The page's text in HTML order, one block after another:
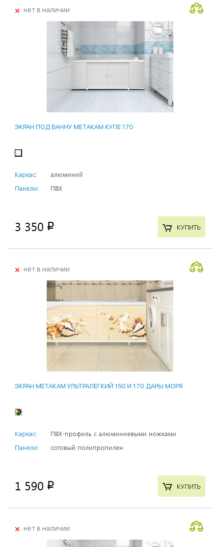
+нет в наличии
ЭКРАН ПОД ВАННУ МЕТАКАМ КУПЕ 170
Каркас:
алюминий
Панели:
ПВХ
3 350 p КУПИТЬ
+нет в наличии
ЭКРАН МЕТАКАМ УЛЬТРАЛЕГКИЙ 150 И 170 ДАРЫ МОРЯ
Каркас:
ПВХ-профиль с алюминиевыми ножками
Панели:
сотовый полипропилен
1 590 p КУПИТЬ
+нет в наличии